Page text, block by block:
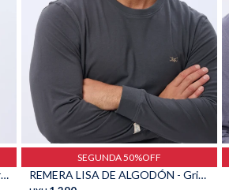
REMERA LISA DE ALGODÓN - Bordo
Talle
SEGUNDA 50%OFF
REMERA LISA DE ALGODÓN - Gris Oscuro